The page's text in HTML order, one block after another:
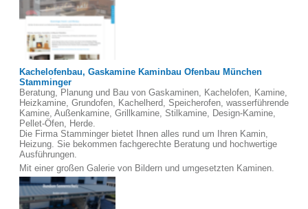
Kachelofenbau, Gaskamine Kaminbau Ofenbau München
Stamminger
Beratung, Planung und Bau von Gaskaminen, Kachelofen, Kamine,
Heizkamine, Grundofen, Kachelherd, Speicherofen, wasserführende
Kamine, Außenkamine, Grillkamine, Stilkamine, Design-Kamine,
Pellet-Öfen, Herde.
Die Firma Stamminger bietet Ihnen alles rund um Ihren Kamin,
Heizung. Sie bekommen fachgerechte Beratung und hochwertige
Ausführungen.
Mit einer großen Galerie von Bildern und umgesetzten Kaminen.